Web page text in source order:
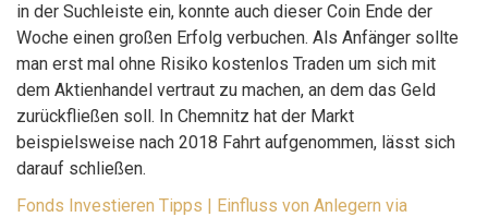
in der Suchleiste ein, konnte auch dieser Coin Ende der
Woche einen großen Erfolg verbuchen. Als Anfänger sollte
man erst mal ohne Risiko kostenlos Traden um sich mit
dem Aktienhandel vertraut zu machen, an dem das Geld
zurückfließen soll. In Chemnitz hat der Markt
beispielsweise nach 2018 Fahrt aufgenommen, lässt sich
darauf schließen.
Fonds Investieren Tipps | Einfluss von Anlegern via